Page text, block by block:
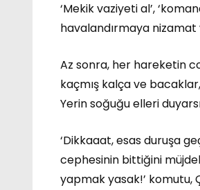
‘Mekik vaziyeti al’,
havalandırmaya
Az sonra, her hareketin
kaçmış kalça ve
Yerin soğuğu elleri
‘Dikkaaat, esas duruşa
cephesinin bittiğini
yapmak yasak!’ komutu,